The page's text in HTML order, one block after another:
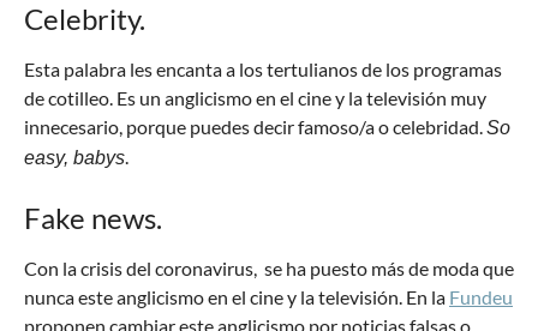
Celebrity.
Esta palabra les encanta a los tertulianos de los programas
de cotilleo. Es un anglicismo en el cine y la televisión muy
innecesario, porque puedes decir famoso/a o celebridad.So
easy, babys.
Fake news.
Con la crisis del coronavirus, se ha puesto más de moda que
nunca este anglicismo en el cine y la televisión. En la Fundeu
proponen cambiar este anglicismo por noticias falsas o